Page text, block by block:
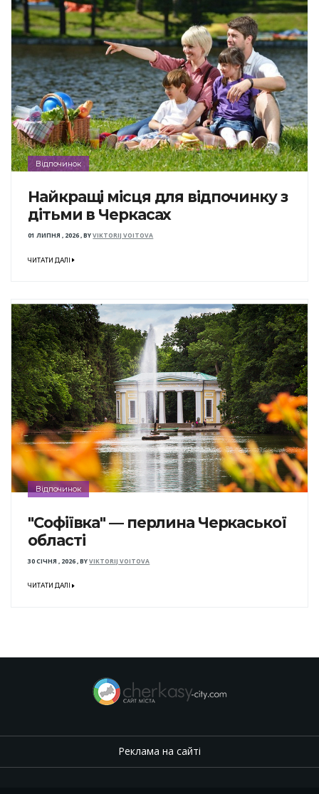
Відпочинок
Найкращі місця для відпочинку з
дітьми в Черкасах
01 ЛИПНЯ , 2026,BYVIKTORIJ VOITOVA
ЧИТАТИ ДАЛІ
Відпочинок
"Софіївка" — перлина Черкаської
області
30 СІЧНЯ , 2026,BYVIKTORIJ VOITOVA
ЧИТАТИ ДАЛІ
Реклама на сайті